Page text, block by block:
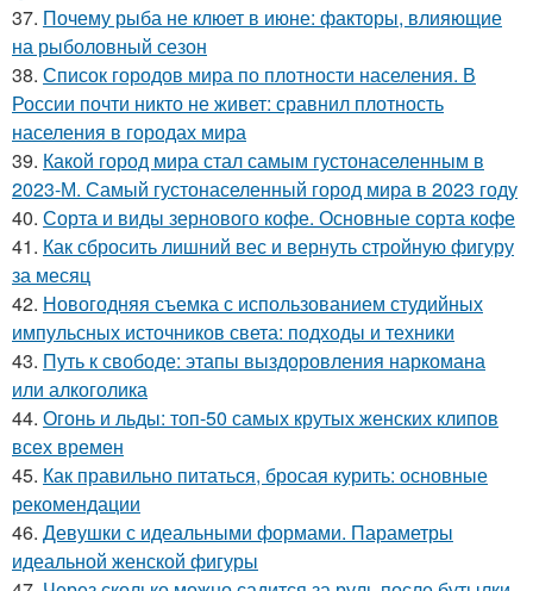
37. Почему рыба не клюет в июне: факторы, влияющие
на рыболовный сезон
38. Список городов мира по плотности населения. В
России почти никто не живет: сравнил плотность
населения в городах мира
39. Какой город мира стал самым густонаселенным в
2023-М. Самый густонаселенный город мира в 2023 году
40. Сорта и виды зернового кофе. Основные сорта кофе
41. Как сбросить лишний вес и вернуть стройную фигуру
за месяц
42. Новогодняя съемка с использованием студийных
импульсных источников света: подходы и техники
43. Путь к свободе: этапы выздоровления наркомана
или алкоголика
44. Огонь и льды: топ-50 самых крутых женских клипов
всех времен
45. Как правильно питаться, бросая курить: основные
рекомендации
46. Девушки с идеальными формами. Параметры
идеальной женской фигуры